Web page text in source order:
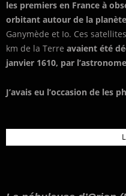
les premiers en France à
orbitant autour de la
Ganymède et Io. Ces
km de la Terre avaient été
janvier 1610, par
J’avais eu l’occasion de les